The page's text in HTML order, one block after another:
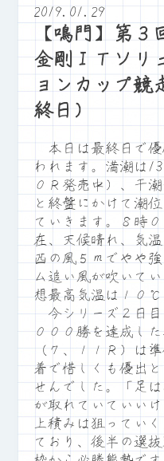
2019.01.29
【鳴門】第３
金剛ＩＴソリ
ョンカップ競
終日）
本日は最終日で優
われます。満潮は
０Ｒ発売中）、干
と終盤にかけて潮位
ていきます。８時
在、天候晴れ、気
西の風５ｍでやや
ム追い風が吹いて
想最高気温は１０
今シリーズ２日目
０００勝を達成し
（７、１１Ｒ）は
着で惜しくも優出と
せんでした。「足
が取れていていい
上積みは狙っていく
ており、後半の選